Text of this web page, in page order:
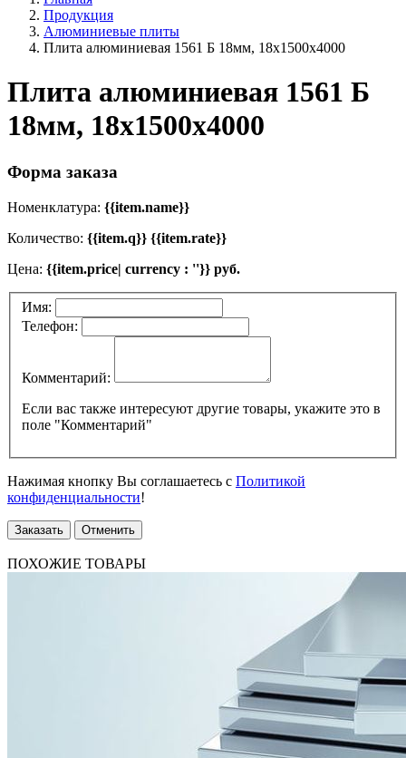
Продукция
Алюминиевые плиты
Плита алюминиевая 1561 Б 18мм, 18х1500х4000
Плита алюминиевая 1561 Б
18мм, 18х1500х4000
Форма заказа
Номенклатура: {{item.name}}
Количество: {{item.q}} {{item.rate}}
Цена: {{item.price| currency : ''}} руб.
Имя:
Телефон:
Комментарий:
Если вас также интересуют другие товары, укажите это в
поле "Комментарий"
Нажимая кнопку Вы соглашаетесь с Политикой
конфиденциальности!
Заказать Отменить
ПОХОЖИЕ ТОВАРЫ